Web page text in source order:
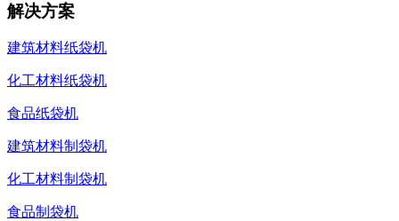
解决方案
建筑材料纸袋机
化工材料纸袋机
食品纸袋机
建筑材料制袋机
化工材料制袋机
食品制袋机